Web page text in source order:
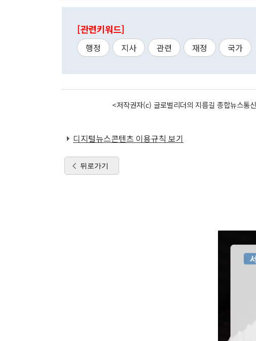
[관련키워드]
행정 지사 관련 재정 국가
<저작권자(c) 글로벌리더의 지름길 종합뉴스
디지털뉴스콘텐츠 이용규칙 보기
뒤로가기